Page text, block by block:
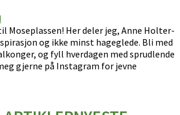
Moseplassen! Her deler jeg, Anne Holter-
og ikke minst hageglede. Bli med
og fyll hverdagen med sprudlende
gjerne på Instagram for jevne